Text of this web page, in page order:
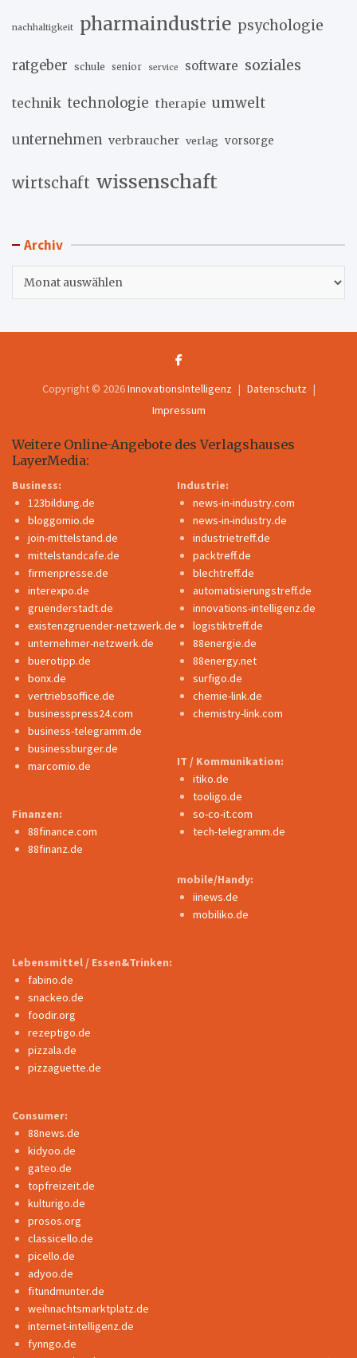
nachhaltigkeit pharmaindustrie psychologie
ratgeber schule senior service software soziales
technik technologie therapie umwelt
unternehmen verbraucher verlag vorsorge
wirtschaft wissenschaft
Archiv
Copyright © 2026InnovationsIntelligenz
Datenschutz
Impressum
Weitere Online-Angebote des Verlagshauses
LayerMedia:
Business:
123bildung.de
bloggomio.de
join-mittelstand.de
mittelstandcafe.de
firmenpresse.de
interexpo.de
gruenderstadt.de
existenzgruender-netzwerk.de
unternehmer-netzwerk.de
buerotipp.de
bonx.de
vertriebsoffice.de
businesspress24.com
business-telegramm.de
businessburger.de
marcomio.de
Finanzen:
88finance.com
88finanz.de
Industrie:
news-in-industry.com
news-in-industry.de
industrietreff.de
packtreff.de
blechtreff.de
automatisierungstreff.de
innovations-intelligenz.de
logistiktreff.de
88energie.de
88energy.net
surfigo.de
chemie-link.de
chemistry-link.com
IT / Kommunikation:
itiko.de
tooligo.de
so-co-it.com
tech-telegramm.de
mobile/Handy:
iinews.de
mobiliko.de
Lebensmittel / Essen&Trinken:
fabino.de
snackeo.de
foodir.org
rezeptigo.de
pizzala.de
pizzaguette.de
Consumer:
88news.de
kidyoo.de
gateo.de
topfreizeit.de
kulturigo.de
prosos.org
classicello.de
picello.de
adyoo.de
fitundmunter.de
weihnachtsmarktplatz.de
internet-intelligenz.de
fynngo.de